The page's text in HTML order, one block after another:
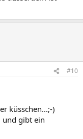
#10
küsschen...;-)
und gibt ein